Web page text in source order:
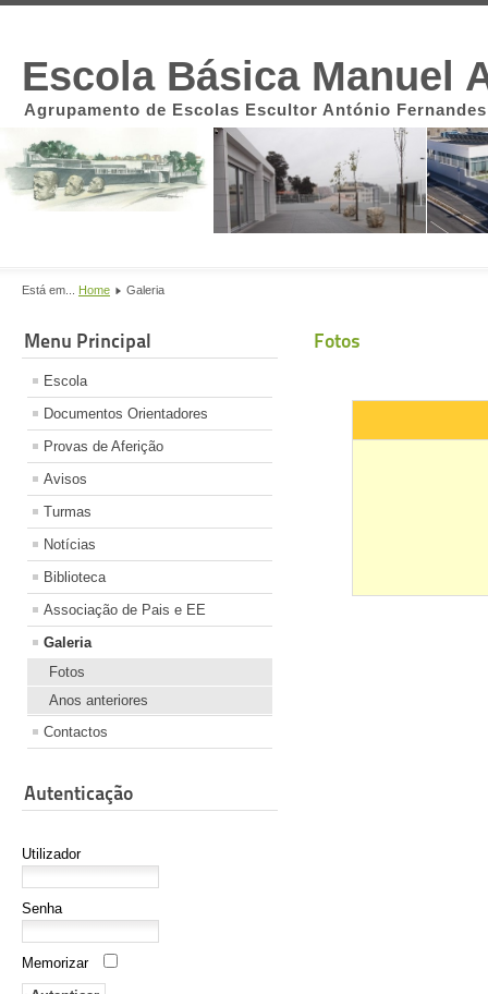
Escola Básica Manuel
Agrupamento de Escolas Escultor António
Está em... Home Galeria
Menu Principal
Escola
Documentos Orientadores
Provas de Aferição
Avisos
Turmas
Notícias
Biblioteca
Associação de Pais e EE
Galeria
Fotos
Anos anteriores
Contactos
Autenticação
Utilizador
Senha
Memorizar
Fotos